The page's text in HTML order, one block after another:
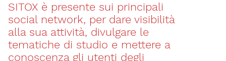
SITOX è presente sui principali
social network, per dare visibilità
alla sua attività, divulgare le
tematiche di studio e mettere a
conoscenza gli utenti degli